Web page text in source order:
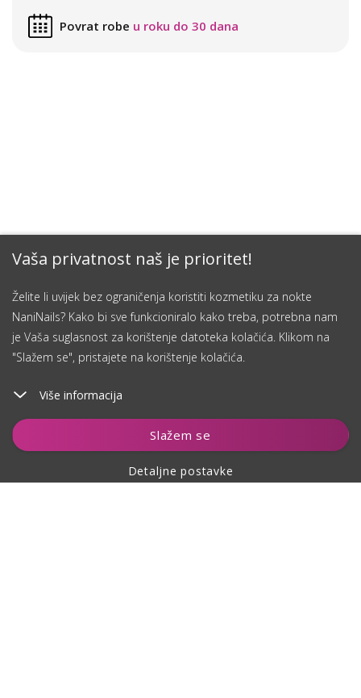
Vaša privatnost naš je prioritet!
Želite li uvijek bez ograničenja koristiti kozmetiku za nokte
NaniNails? Kako bi sve funkcioniralo kako treba, potrebna nam
je Vaša suglasnost za korištenje datoteka kolačića. Klikom na
"Slažem se", pristajete na korištenje kolačića.
Više informacija
Slažem se
Detaljne postavke
Dodaj u košaricu
Povrat robe u roku do 30 dana